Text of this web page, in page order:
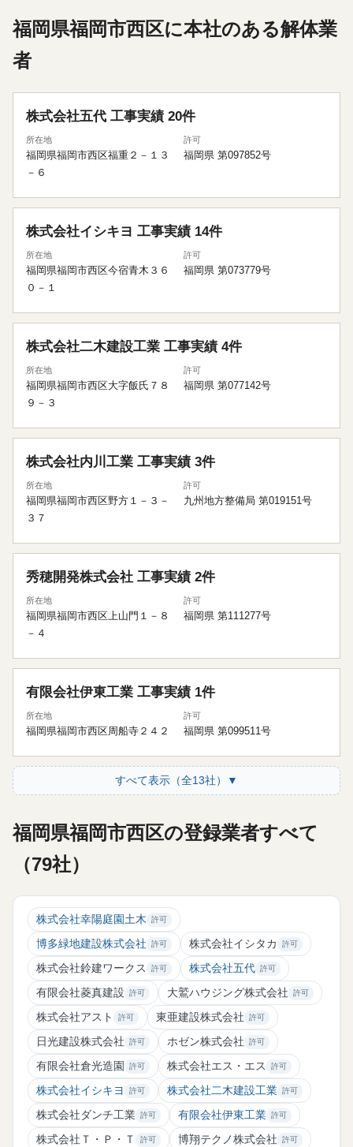
福岡県福岡市西区に本社のある解体業
者
株式会社五代 工事実績 20件
所在地
福岡県福岡市西区福重２－１３
－６
許可
福岡県 第097852号
株式会社イシキヨ 工事実績 14件
所在地
福岡県福岡市西区今宿青木３６
０－１
許可
福岡県 第073779号
株式会社二木建設工業 工事実績 4件
所在地
福岡県福岡市西区大字飯氏７８
９－３
許可
福岡県 第077142号
株式会社内川工業 工事実績 3件
所在地
福岡県福岡市西区野方１－３－
３７
許可
九州地方整備局 第019151号
秀穂開発株式会社 工事実績 2件
所在地
福岡県福岡市西区上山門１－８
－４
許可
福岡県 第111277号
有限会社伊東工業 工事実績 1件
所在地
福岡県福岡市西区周船寺２４２
許可
福岡県 第099511号
すべて表示（全13社）▼
福岡県福岡市西区の登録業者すべて
（79社）
株式会社幸陽庭園土木 許可
博多緑地建設株式会社 許可 株式会社イシタカ 許可
株式会社鈴建ワークス 許可 株式会社五代 許可
有限会社菱真建設 許可 大鷲ハウジング株式会社 許可
株式会社アスト 許可 東亜建設株式会社 許可
日光建設株式会社 許可 ホゼン株式会社 許可
有限会社倉光造園 許可 株式会社エス・エス 許可
株式会社イシキヨ 許可 株式会社二木建設工業 許可
株式会社ダンチ工業 許可 有限会社伊東工業 許可
株式会社Ｔ・Ｐ・Ｔ 許可 博翔テクノ株式会社 許可